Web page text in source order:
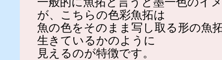
が、こちらの色彩魚拓は
魚の色をそのまま写し取る形の魚
生きているかのように
見えるのが特徴です。